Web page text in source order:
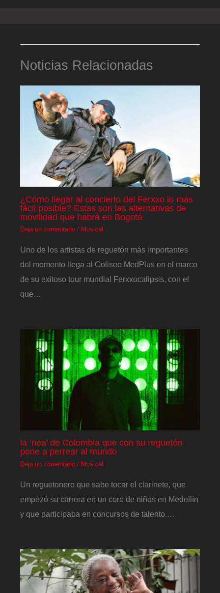
Noticias Relacionadas
¿Cómo llegar al concierto del Ferxxo lo más
fácil posible? Estas son las alternativas de
movilidad que habrá en Bogotá
Deja un comentario / Musical
Uno de los artistas de reguetón más importantes
del momento llega al Coliseo MedPlus en el marco
de su exitoso tour mundial Ferxxocalipsis, con el
que…
la ‘nea’ de Colombia que con su reguetón
pone a perrear al mundo
Deja un comentario / Musical
Un reguetonero que sabe tocar el clarinete, que
empezó su carrera en un coro de niños en Medellín
y que participaba en concursos de talento.…